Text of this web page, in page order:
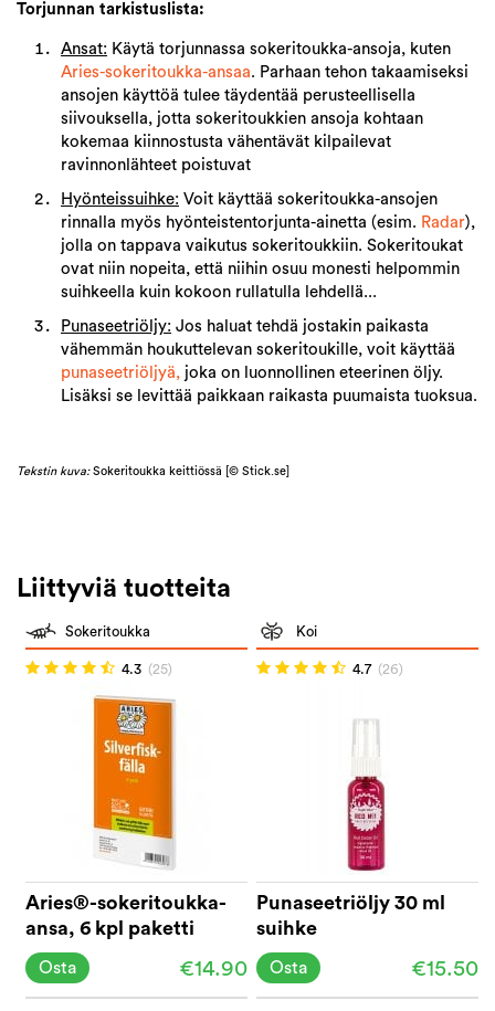
Torjunnan tarkistuslista:
Ansat: Käytä torjunnassa sokeritoukka-ansoja, kuten
Aries-sokeritoukka-ansaa. Parhaan tehon takaamiseksi
ansojen käyttöä tulee täydentää perusteellisella
siivouksella, jotta sokeritoukkien ansoja kohtaan
kokemaa kiinnostusta vähentävät kilpailevat
ravinnonlähteet poistuvat
Hyönteissuihke: Voit käyttää sokeritoukka-ansojen
rinnalla myös hyönteistentorjunta-ainetta (esim. Radar),
jolla on tappava vaikutus sokeritoukkiin. Sokeritoukat
ovat niin nopeita, että niihin osuu monesti helpommin
suihkeella kuin kokoon rullatulla lehdellä...
Punaseetriöljy: Jos haluat tehdä jostakin paikasta
vähemmän houkuttelevan sokeritoukille, voit käyttää
punaseetriöljyä, joka on luonnollinen eteerinen öljy.
Lisäksi se levittää paikkaan raikasta puumaista tuoksua.
Tekstin kuva:Sokeritoukka keittiössä [© Stick.se]
Liittyviä tuotteita
Sokeritoukka
4.3 (25)
Aries®-sokeritoukka-
ansa, 6 kpl paketti
€14.90
Osta
Koi
4.7 (26)
Punaseetriöljy 30 ml
suihke
€15.50
Osta